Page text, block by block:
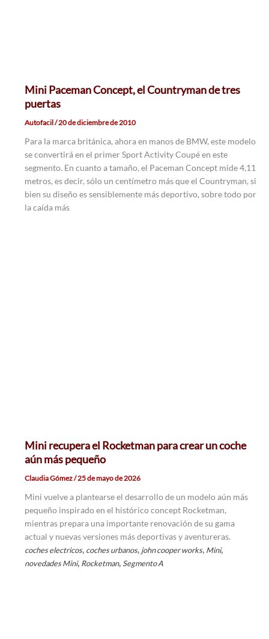
Mini Paceman Concept, el Countryman de tres
puertas
Autofacil/20 de diciembre de 2010
Para la marca británica, ahora en manos de BMW, este modelo
se convertirá en el primer Sport Activity Coupé en este
segmento. En cuanto a tamaño, el Paceman Concept mide 4,11
metros, es decir, sólo un centímetro más que el Countryman, si
bien su diseño es sensiblemente más deportivo, sobre todo por
la caída más
Mini recupera el Rocketman para crear un coche
aún más pequeño
Claudia Gómez/25 de mayo de 2026
Mini vuelve a plantearse el desarrollo de un modelo aún más
pequeño inspirado en el histórico concept Rocketman,
mientras prepara una importante renovación de su gama
actual y nuevas versiones más deportivas y aventureras.
coches electricos, coches urbanos, john cooper works, Mini,
novedades Mini, Rocketman, Segmento A